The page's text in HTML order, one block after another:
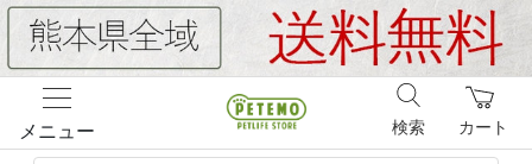
メニュー カート
検索